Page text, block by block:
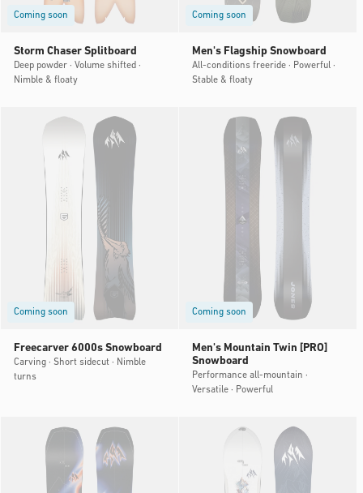
Coming soon
Storm Chaser Splitboard
Deep powder · Volume shifted ·
Nimble & floaty
Coming soon
Men's Flagship Snowboard
All-conditions freeride · Powerful ·
Stable & floaty
Coming soon
Freecarver 6000s Snowboard
Carving · Short sidecut · Nimble
turns
Coming soon
Men's Mountain Twin [PRO]
Snowboard
Performance all-mountain ·
Versatile · Powerful